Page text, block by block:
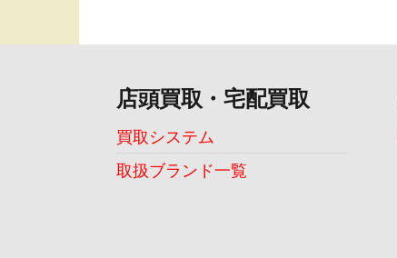
店頭買取・宅配買取
買取システム
取扱ブランド一覧